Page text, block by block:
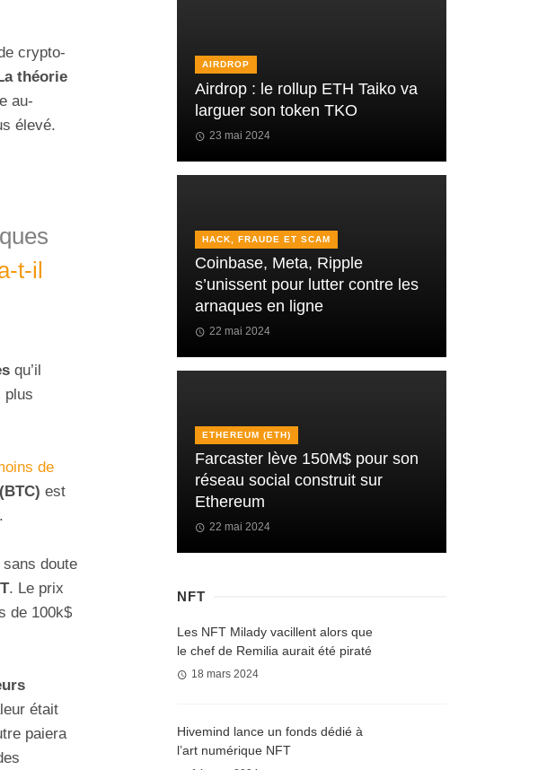
crypto-
théorie
au-
élevé.
t-il
qu’il
plus
de
est
doute
. Le prix
de 100k$
était
paiera
AIRDROP
Airdrop : le rollup ETH Taiko va
larguer son token TKO
23 mai 2024
HACK, FRAUDE ET SCAM
Coinbase, Meta, Ripple
s’unissent pour lutter contre les
arnaques en ligne
22 mai 2024
ETHEREUM (ETH)
Farcaster lève 150M$ pour son
réseau social construit sur
Ethereum
22 mai 2024
NFT
Les NFT Milady vacillent alors que
le chef de Remilia aurait été piraté
18 mars 2024
Hivemind lance un fonds dédié à
l’art numérique NFT